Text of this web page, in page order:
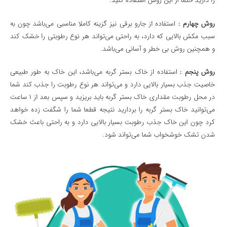
روش چهارم : استفاده از جارو برقی نیز گزینه کاملا مناسبی می‌باشد چون به
سبب مکش بالایی که دارد، به راحتی می‌تواند هر نوع رطوبتی را خشک کند
و همچنین روش بی خطر و آسانی می‌باشد.
روش پنجم : استفاده از خاک بستر گربه می‌باشد، این خاک به طور طبیعی
خاصیت جذب بسیار بالایی دارد و می‌تواند هر نوع رطوبت را جذب کند شما
در محل رطوبت مقداری خاک بستر گربه باید بریزید و سپس بعد از ۱ ساعت
می‌توانید خاک بستر گربه را بردارید نتیجه قطعا شما را شگفت زده خواهد
کرد چون این خاک جذب رطوبت بسیار بالایی دارد و به راحتی باعث خشک
شدن تشک خوشخواب شما می‌تواند شود.